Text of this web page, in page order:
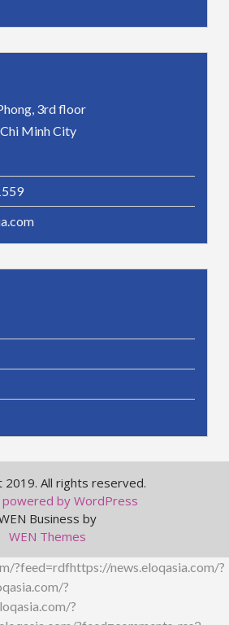
3rd floor
Minh City
2019. All rights reserved.
powered by WordPress
Business by
WEN Themes
?feed=rdfhttps://news.eloqasia.com/?
?
?